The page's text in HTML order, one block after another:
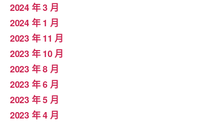
2024 年 3 月
2024 年 1 月
2023 年 11 月
2023 年 10 月
2023 年 8 月
2023 年 6 月
2023 年 5 月
2023 年 4 月